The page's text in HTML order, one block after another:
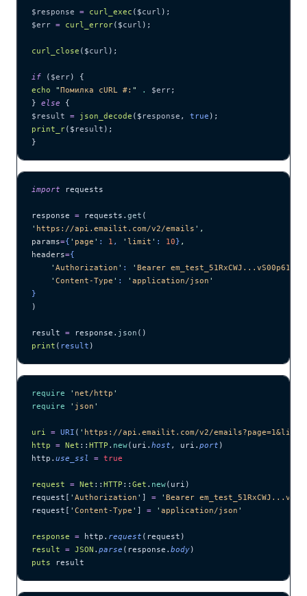
$response = curl_exec ($curl );
$err = curl_error($curl );
curl_close ($curl );
if ( $err) {
echo "Помилка cURL #: " . $err;
} else {
$result = json_decode ($ response , true );
print_r($ result );
}
import requests
response = requests. get (
' https://api.emailit.com/v2/emails ' ,
params={ ' page ' : 1 , ' limit ' : 10} ,
headers={
    '
Authorization ' : ' Bearer
    '
Content-Type ' : ' application/json '
}
)
result = response. json ()
print ( result )
require ' net/http '
require ' json '
uri = URI ( ' https://api.emailit.com/v2/
http = Net :: HTTP . new(uri. host , uri. port )
http. use_ssl = true
request = Net :: HTTP :: Get . new(uri)
request[ ' Authorization ' ] = ' Bearer
request[ ' Content-Type ' ] = ' application/json '
response = http. request (request)
result = JSON . parse (response. body)
puts result